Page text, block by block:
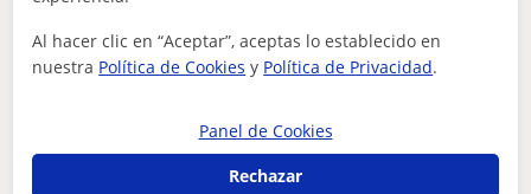
hasta nivel B2.
Al hacer clic en “Aceptar”, aceptas lo establecido en
nuestra Política de Cookies y Política de Privacidad.
Panel de Cookies
Rechazar